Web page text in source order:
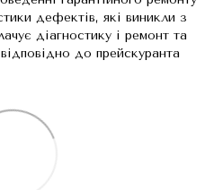
дефектів, які виникли з
діагностику і ремонт та
до прейскуранта